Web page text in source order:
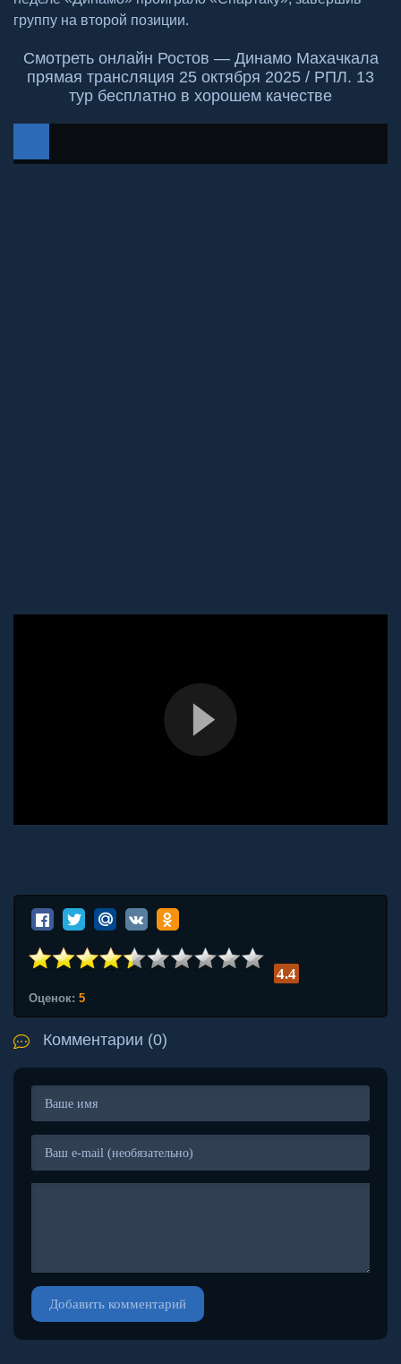
группу на второй позиции.
Смотреть онлайн Ростов — Динамо Махачкала
прямая трансляция 25 октября 2025 / РПЛ. 13
тур бесплатно в хорошем качестве
4.4
Оценок: 5
Комментарии (0)
Добавить комментарий